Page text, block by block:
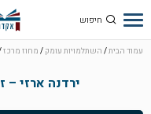
עמוד הבית/ השתלמויות עומק / מחוז מרכז
ירדנה ארזי –